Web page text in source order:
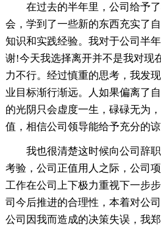
在过去的半年里，公司给予
会，学到了一些新的东西充实了
知识和实践经验。我对于公司半
谢!今天我选择离开并不是我对现
力不行。经过慎重的思考，我发
业目标渐行渐远。人如果偏离了
的光阴只会虚度一生，碌碌无为
值，相信公司领导能给予充分的谅
我也很清楚这时候向公司辞
考验，公司正值用人之际，公司
工作在公司上下极力重视下一步
司今后推进的合理性，本着对公
公司因我而造成的决策失误，我